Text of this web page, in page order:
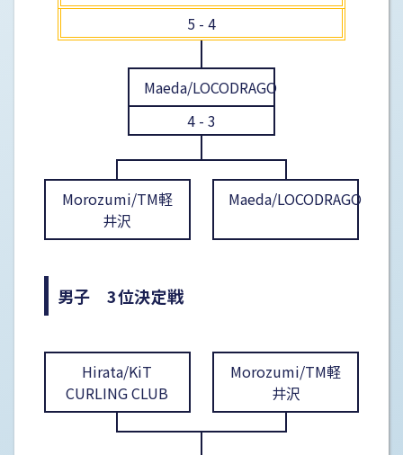
5 - 4
Maeda/LOCODRAGO
4 - 3
Morozumi/TM軽
井沢
Maeda/LOCODRAGO
男子 3位決定戦
Hirata/KiT
CURLING CLUB
Morozumi/TM軽
井沢